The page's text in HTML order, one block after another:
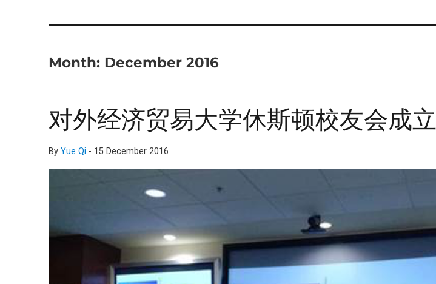
Month: December 2016
对外经济贸易大学休斯顿校友会成立
ByYue Qi - 15 December 2016